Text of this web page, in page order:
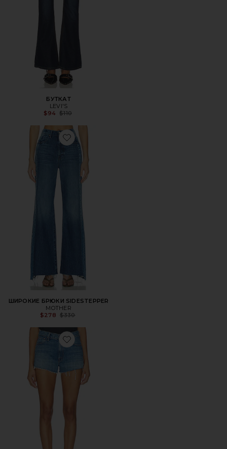
БУТКАТ
LEVI'S
$94 Previous price:
$110
Favorite ШИРОКИЕ БРЮКИ SIDESTEPPER
ШИРОКИЕ БРЮКИ SIDESTEPPER
MOTHER
$278 Previous price:
$330
Favorite ШОРТЫ DODGER